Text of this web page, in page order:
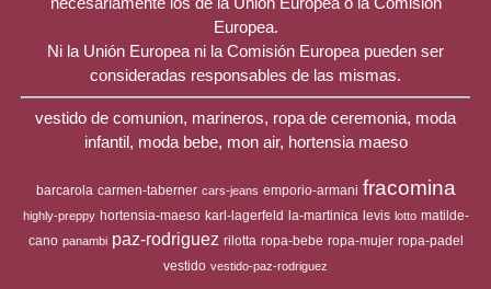
Europea.
Ni la Unión Europea ni la Comisión Europea pueden ser
consideradas responsables de las mismas.
vestido de comunion, marineros, ropa de ceremonia, moda
infantil, moda bebe, mon air, hortensia maeso
barcarola carmen-taberner cars-jeans emporio-armani fracomina
highly-preppy hortensia-maeso karl-lagerfeld la-martinica levis lotto matilde-
cano panambi paz-rodriguez rilotta ropa-bebe ropa-mujer ropa-padel
vestido vestido-paz-rodriguez